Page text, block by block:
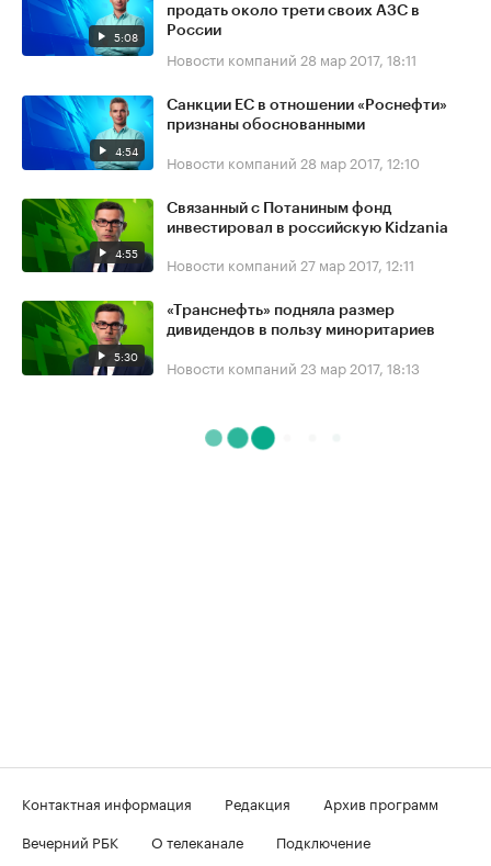
5:08
продать около трети своих АЗС в
России
Новости компаний 28 мар 2017, 18:11
4:54
Санкции ЕС в отношении «Роснефти»
признаны обоснованными
Новости компаний 28 мар 2017, 12:10
4:55
Связанный с Потаниным фонд
инвестировал в российскую Kidzania
Новости компаний 27 мар 2017, 12:11
5:30
«Транснефть» подняла размер
дивидендов в пользу миноритариев
Новости компаний 23 мар 2017, 18:13
Контактная информация Редакция
Архив программ
Вечерний РБК
О телеканале
Подключение